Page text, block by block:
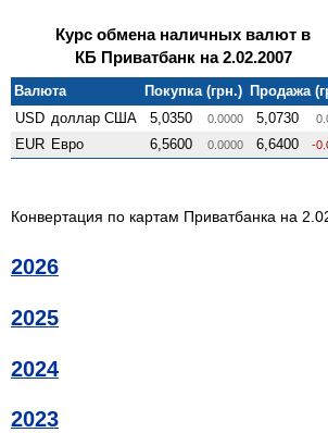
Курс обмена наличных валют в
КБ Приватбанк на 2.02.2007
Валюта Покупка (грн.) Продажа
USD доллар США 5,0350 0.0000 5,0730
EUR Евро 6,5600 0.0000 6,6400 -
Конвертация по картам Приватбанка на
2026
2025
2024
2023